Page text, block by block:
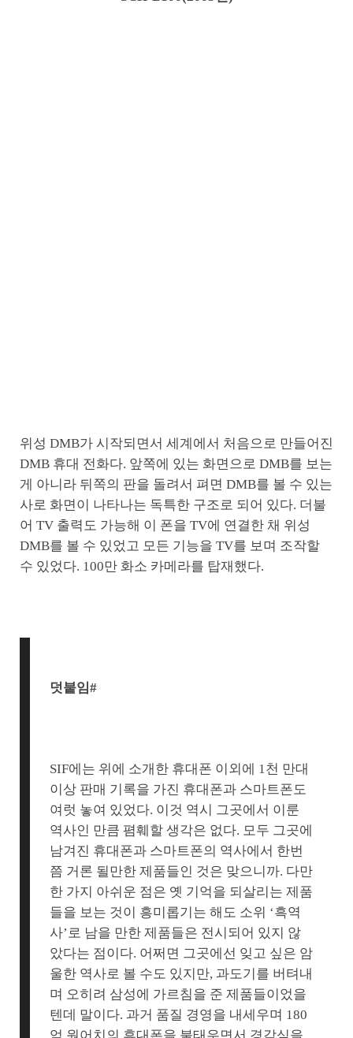
위성 DMB가 시작되면서 세계에서 처음으로 만들어진
DMB 휴대 전화다. 앞쪽에 있는 화면으로 DMB를 보는
게 아니라 뒤쪽의 판을 돌려서 펴면 DMB를 볼 수 있는
사로 화면이 나타나는 독특한 구조로 되어 있다. 더불
어 TV 출력도 가능해 이 폰을 TV에 연결한 채 위성
DMB를 볼 수 있었고 모든 기능을 TV를 보며 조작할
수 있었다. 100만 화소 카메라를 탑재했다.
덧붙임#
SIF에는 위에 소개한 휴대폰 이외에 1천 만대
이상 판매 기록을 가진 휴대폰과 스마트폰도
여럿 놓여 있었다. 이것 역시 그곳에서 이룬
역사인 만큼 폄훼할 생각은 없다. 모두 그곳에
남겨진 휴대폰과 스마트폰의 역사에서 한번
쯤 거론 될만한 제품들인 것은 맞으니까. 다만
한 가지 아쉬운 점은 옛 기억을 되살리는 제품
들을 보는 것이 흥미롭기는 해도 소위 ‘흑역
사’로 남을 만한 제품들은 전시되어 있지 않
았다는 점이다. 어쩌면 그곳에선 잊고 싶은 암
울한 역사로 볼 수도 있지만, 과도기를 버텨내
며 오히려 삼성에 가르침을 준 제품들이었을
텐데 말이다. 과거 품질 경영을 내세우며 180